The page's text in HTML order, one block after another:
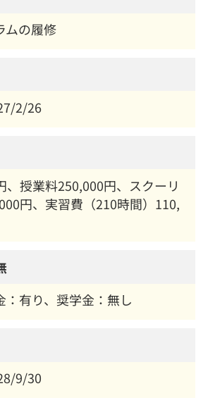
ムの履修
2/26
、授業料250,000円、スクーリ
円、実習費（210時間）110,
：有り、奨学金：無し
9/30